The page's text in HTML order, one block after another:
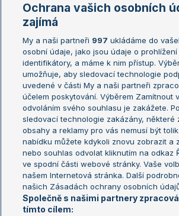
Žebříčky
Žebříček ATP (muži)
Žebříček WTA (ženy)
Sázkařský žebříček
Australian Open
French Open
Wimbledon
US Open
Turnaj mistrů
Turnaj mistryň
Aktualní trendy
Fotbalové přestupy
Livesport Daily
LS Prague Open
Ochrana vašich osobních
zajímá
My a naši partneři 997 ukládáme do
osobní údaje, jako jsou údaje o
identifikátory, a máme k nim přístup.
umožňuje, aby sledovací technologie
uvedené v části My a naši partneři
účelem poskytování. Výběrem Zamítnout
odvoláním svého souhlasu je zakážete.
sledovací technologie zakázány, některé
obsahy a reklamy pro vás nemusí být
nabídku můžete kdykoli znovu zobrazit a
nebo souhlas odvolat kliknutím na odkaz
ve spodní části webové stránky. Vaše
našem Internetová stránka. Další
našich Zásadách ochrany osobních
Společně s našimi partnery
tímto cílem: